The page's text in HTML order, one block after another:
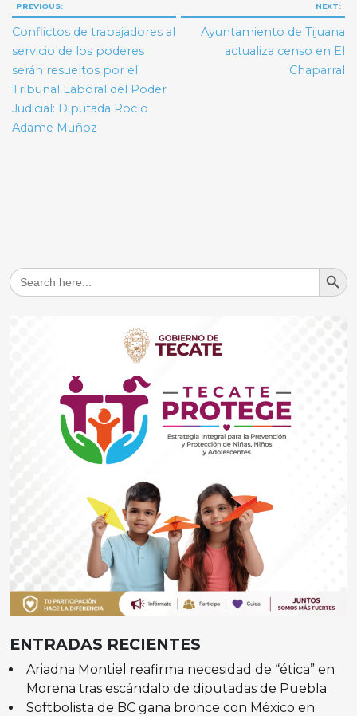
Navegación
de
entradas
PREVIOUS:
Conflictos de trabajadores al
servicio de los poderes
serán resueltos por el
Tribunal Laboral del Poder
Judicial: Diputada Rocío
Adame Muñoz
NEXT:
Ayuntamiento de Tijuana
actualiza censo en El
Chaparral
Search
for:
Search
ENTRADAS RECIENTES
Ariadna Montiel reafirma necesidad de “ética” en
Morena tras escándalo de diputadas de Puebla
Softbolista de BC gana bronce con México en